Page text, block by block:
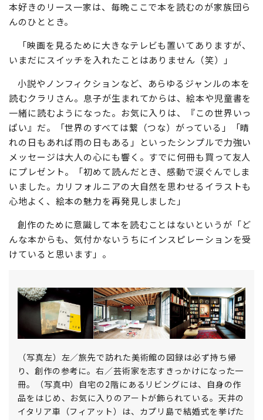
本好きのリース一家は、毎晩ここで本を読むのが家族団ら
んのひととき。
「映画を見るために大きなテレビも置いてありますが、
いまだにスイッチを入れたことはありません（笑）」
小説やノンフィクションなど、あらゆるジャンルの本を
読むクラリさん。息子が生まれてからは、絵本や児童書を
一緒に読むようになった。お気に入りは、『この世界いっ
ぱい』だ。「世界のすべては繋（つな）がっている」「晴
れの日もあれば雨の日もある」といったシンプルで力強い
メッセージは大人の心にも響く。すでに何冊も買って友人
にプレゼント。「初めて読んだとき、感動で涙ぐんでしま
いました。カリフォルニアの大自然を思わせるイラストも
心地よく、絵本の魅力を再発見しました」
創作のために意識して本を読むことはないというが「ど
んな本からも、気付かないうちにインスピレーションを受
けていると思います」。
（写真左）左／旅先で訪れた美術館の図録は必ず持ち帰
り、創作の参考に。右／芸術家を志すきっかけになった一
冊。（写真中）自宅の2階にあるリビングには、自身の作
品をはじめ、お気に入りのアートが飾られている。天井の
イタリア車（フィアット）は、カプリ島で結婚式を挙げた